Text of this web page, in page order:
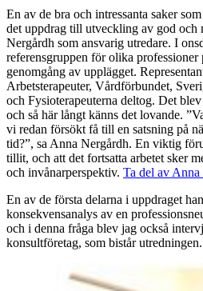
En av de bra och intressanta saker
det uppdrag till utveckling av god och
Nergårdh som ansvarig utredare. I
referensgruppen för olika professioner
genomgång av upplägget.
Arbetsterapeuter, Vårdförbundet,
och Fysioterapeuterna deltog. Det
och så här långt känns det lovande.
vi redan försökt få till en satsning på
tid?”, sa Anna Nergårdh. En viktig
tillit, och att det fortsatta arbetet sker
och invånarperspektiv. Ta del av Anna
En av de första delarna i uppdraget
konsekvensanalys av en
och i denna fråga blev jag också
konsultföretag, som bistår utredningen.